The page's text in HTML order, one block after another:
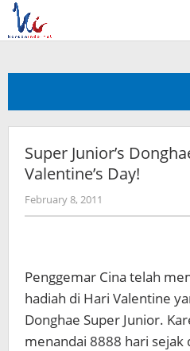
Skip
content
Super Junior’s
Valentine’s Day!
February 8, 2011
Koreanindo
Penggemar Cina telah
hadiah di Hari Valentine
Donghae Super Junior.
menandai 8888 hari sejak